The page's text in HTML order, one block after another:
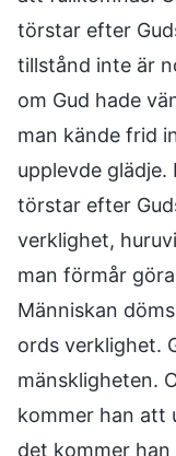
törstar efter
tillstånd inte är
om Gud hade
man kände frid
upplevde glädje.
törstar efter
verklighet,
man förmår
Människan
ords verklighet.
mänskligheten.
kommer han att
det kommer